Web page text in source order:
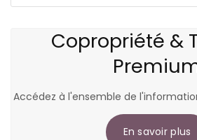
Copropriété &
Accédez à l'ensemble de
En savoir plus